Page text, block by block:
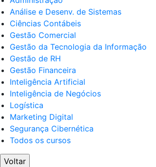
Análise e Desenv. de Sistemas
Ciências Contábeis
Gestão Comercial
Gestão da Tecnologia da Informação
Gestão de RH
Gestão Financeira
Inteligência Artificial
Inteligência de Negócios
Logística
Marketing Digital
Segurança Cibernética
Todos os cursos
Voltar